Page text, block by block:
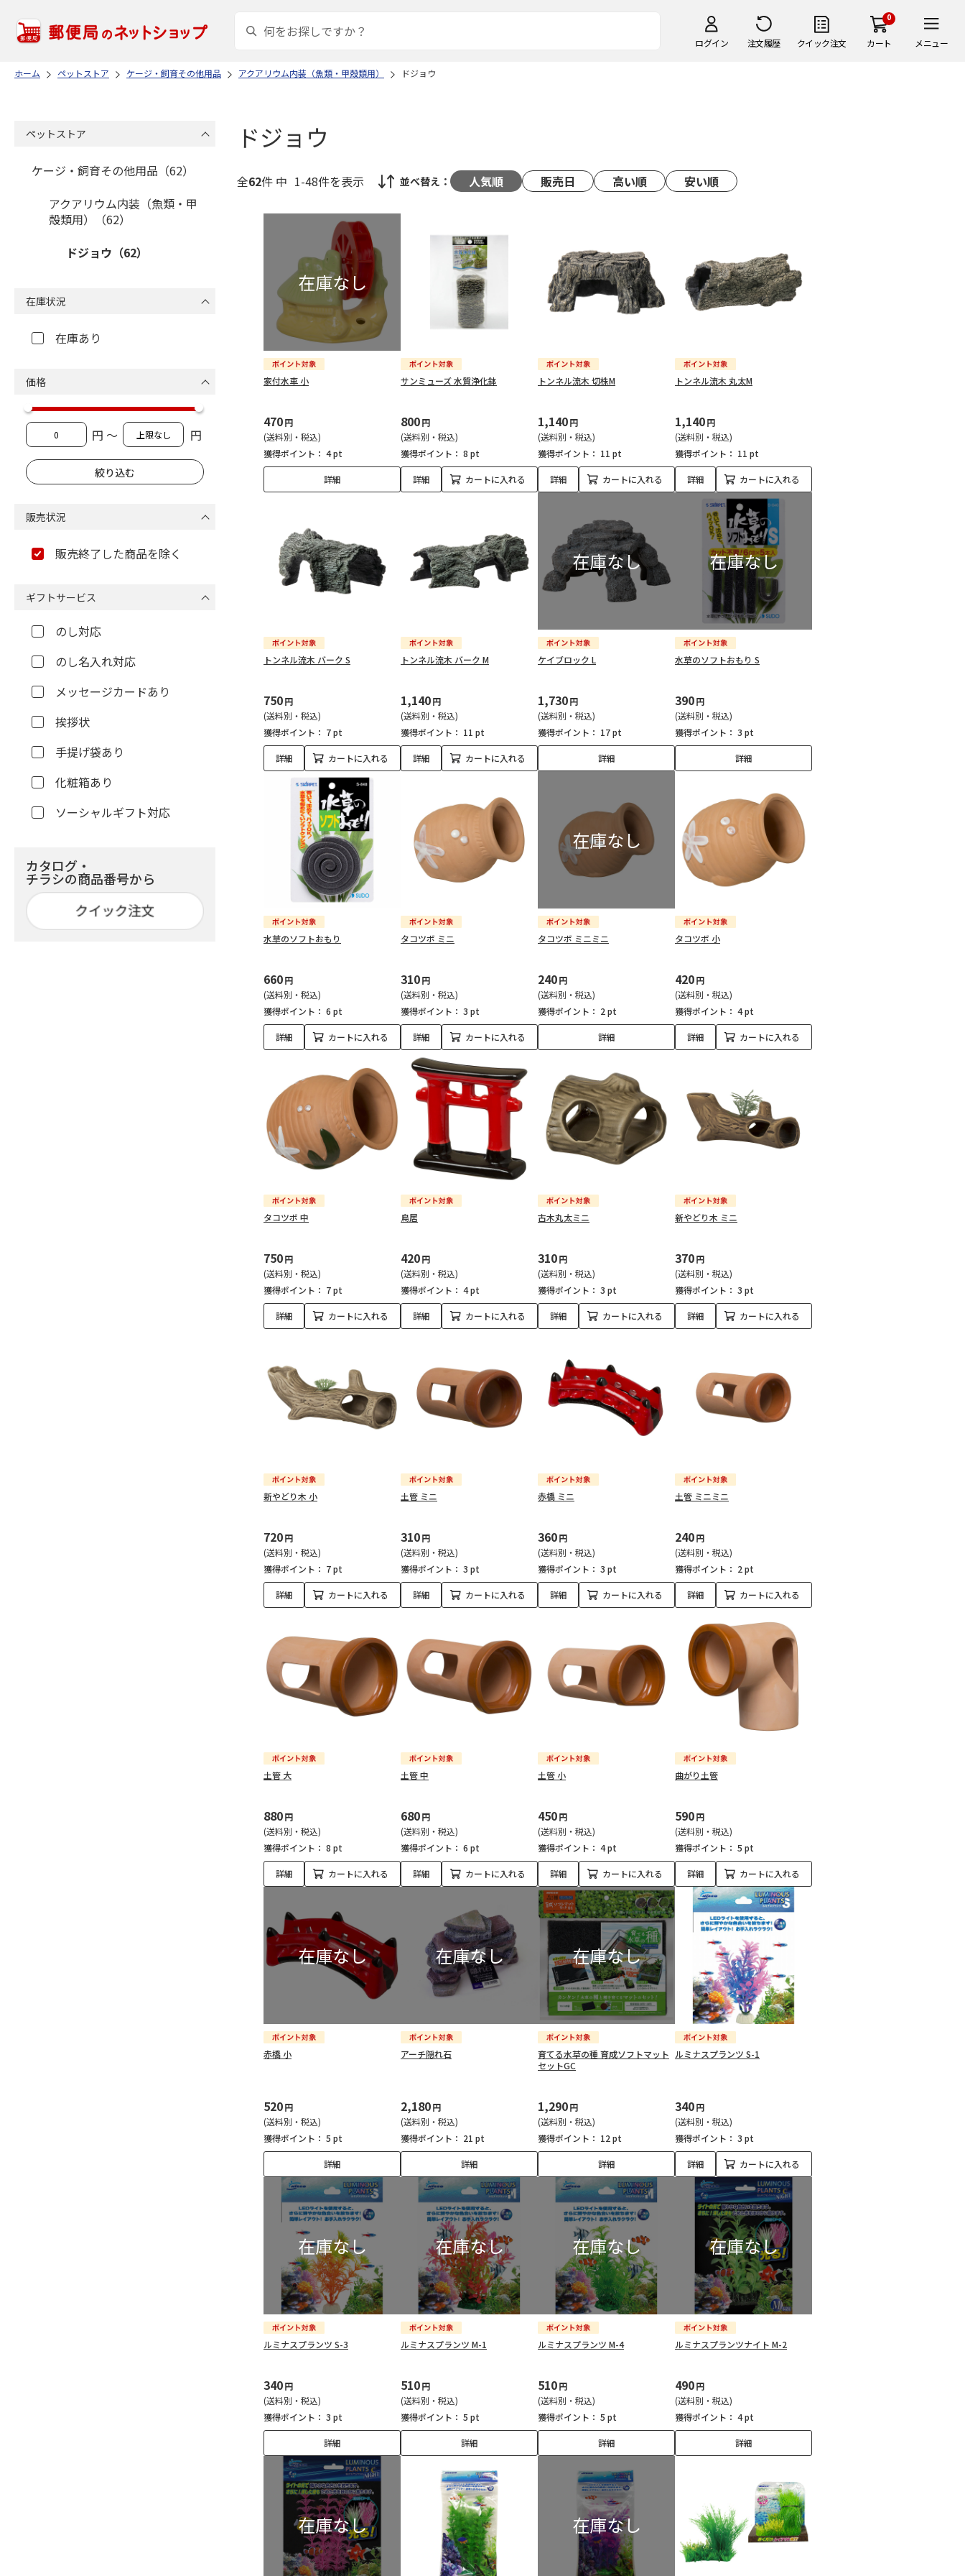
ログイン 注文履歴 クイック注文
0
カート メニュー
ホーム ペットストア ケージ・飼育その他用品 アクアリウム内装（魚類・甲殻類用） ドジョウ
ドジョウ
全62件 中 1-48件を表示 並べ替え： 人気順 販売日 高い順 安い順
家付水車 小
470円
(送料別・税込)
獲得ポイント： 4 pt
詳細
サンミューズ 水質浄化鉢
800円
(送料別・税込)
獲得ポイント： 8 pt
詳細 カートに入れる
トンネル流木 切株M
1,140円
(送料別・税込)
獲得ポイント： 11 pt
詳細 カートに入れる
トンネル流木 丸太M
1,140円
(送料別・税込)
獲得ポイント： 11 pt
詳細 カートに入れる
トンネル流木 バーク S
750円
(送料別・税込)
獲得ポイント： 7 pt
詳細 カートに入れる
トンネル流木 バーク M
1,140円
(送料別・税込)
獲得ポイント： 11 pt
詳細 カートに入れる
ケイブロック L
1,730円
(送料別・税込)
獲得ポイント： 17 pt
詳細
水草のソフトおもり S
390円
(送料別・税込)
獲得ポイント： 3 pt
詳細
水草のソフトおもり
660円
(送料別・税込)
獲得ポイント： 6 pt
詳細 カートに入れる
タコツボ ミニ
310円
(送料別・税込)
獲得ポイント： 3 pt
詳細 カートに入れる
タコツボ ミニミニ
240円
(送料別・税込)
獲得ポイント： 2 pt
詳細
タコツボ 小
420円
(送料別・税込)
獲得ポイント： 4 pt
詳細 カートに入れる
タコツボ 中
750円
(送料別・税込)
獲得ポイント： 7 pt
詳細 カートに入れる
鳥居
420円
(送料別・税込)
獲得ポイント： 4 pt
詳細 カートに入れる
古木丸太ミニ
310円
(送料別・税込)
獲得ポイント： 3 pt
詳細 カートに入れる
新やどり木 ミニ
370円
(送料別・税込)
獲得ポイント： 3 pt
詳細 カートに入れる
新やどり木 小
720円
(送料別・税込)
獲得ポイント： 7 pt
詳細 カートに入れる
土管 ミニ
310円
(送料別・税込)
獲得ポイント： 3 pt
詳細 カートに入れる
赤橋 ミニ
360円
(送料別・税込)
獲得ポイント： 3 pt
詳細 カートに入れる
土管 ミニミニ
240円
(送料別・税込)
獲得ポイント： 2 pt
詳細 カートに入れる
土管 大
880円
(送料別・税込)
獲得ポイント： 8 pt
詳細 カートに入れる
土管 中
680円
(送料別・税込)
獲得ポイント： 6 pt
詳細 カートに入れる
土管 小
450円
(送料別・税込)
獲得ポイント： 4 pt
詳細 カートに入れる
曲がり土管
590円
(送料別・税込)
獲得ポイント： 5 pt
詳細 カートに入れる
赤橋 小
520円
(送料別・税込)
獲得ポイント： 5 pt
詳細
アーチ隠れ石
2,180円
(送料別・税込)
獲得ポイント： 21 pt
詳細
育てる水草の種 育成ソフトマット
セットGC
1,290円
(送料別・税込)
獲得ポイント： 12 pt
詳細
ルミナスプランツ S-1
340円
(送料別・税込)
獲得ポイント： 3 pt
詳細 カートに入れる
ルミナスプランツ S-3
340円
(送料別・税込)
獲得ポイント： 3 pt
詳細
ルミナスプランツ M-1
510円
(送料別・税込)
獲得ポイント： 5 pt
詳細
ルミナスプランツ M-4
510円
(送料別・税込)
獲得ポイント： 5 pt
詳細
ルミナスプランツナイト M-2
490円
(送料別・税込)
獲得ポイント： 4 pt
詳細
ペットストア
ケージ・飼育その他用品（62）
アクアリウム内装（魚類・甲
殻類用）（62）
ドジョウ（62）
在庫状況
在庫あり
価格
円 ～ 円
販売状況
販売終了した商品を除く
ギフトサービス
のし対応
のし名入れ対応
メッセージカードあり
挨拶状
手提げ袋あり
化粧箱あり
ソーシャルギフト対応
カタログ・
チラシの商品番号から